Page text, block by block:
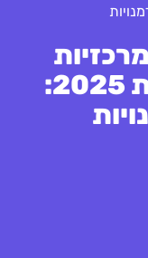
בשוק העולמי לשנת 2025: